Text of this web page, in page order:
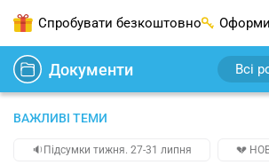
Спробувати безкоштовно
Документи Всі
ВАЖЛИВІ ТЕМИ
🔉Підсумки тижня. 27-31 липня 💔